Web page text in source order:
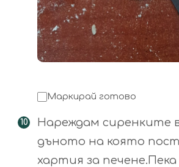
Маркирай готово
Нареждам сиренките
дъното на която
хартия за